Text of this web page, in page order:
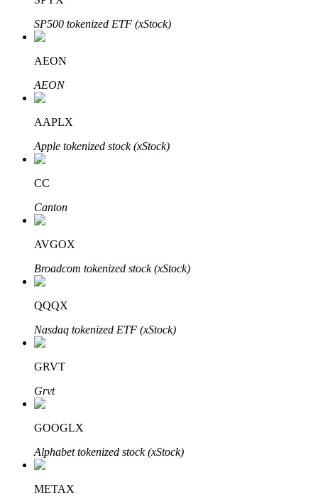
Investasi Otomatis
Raih keuntungan jangka panjang dan kepentingan fleksibel
Bitrue
Mitra Bitrue
SP500 tokenized ETF (xStock)
AEON
AEON
AAPLX
Apple tokenized stock (xStock)
CC
Canton
AVGOX
Broadcom tokenized stock (xStock)
QQQX
Nasdaq tokenized ETF (xStock)
GRVT
Grvt
GOOGLX
Alphabet tokenized stock (xStock)
METAX